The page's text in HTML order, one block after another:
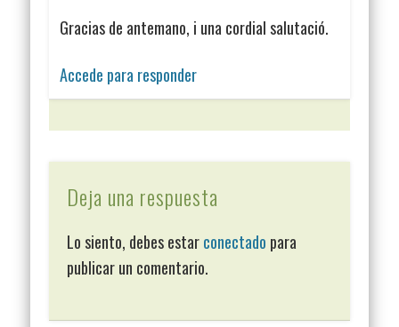
Gracias de antemano, i una cordial salutació.
Accede para responder
Deja una respuesta
Lo siento, debes estarconectado para
publicar un comentario.